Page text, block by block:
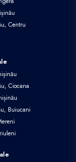
Centru
Ciocana
Buiucani